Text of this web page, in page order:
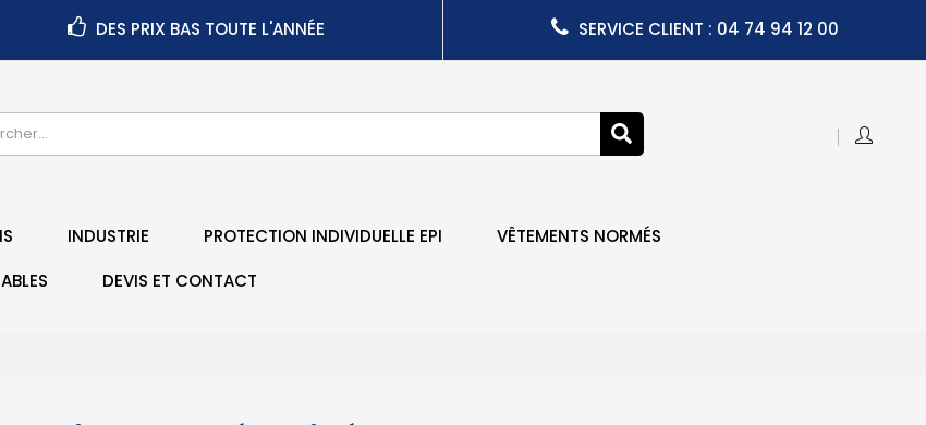
DES PRIX BAS TOUTE L'ANNÉE SERVICE CLIENT : 04 74 94 12 00
INDUSTRIE PROTECTION INDIVIDUELLE EPI
VÊTEMENTS NORMÉS
DEVIS ET CONTACT